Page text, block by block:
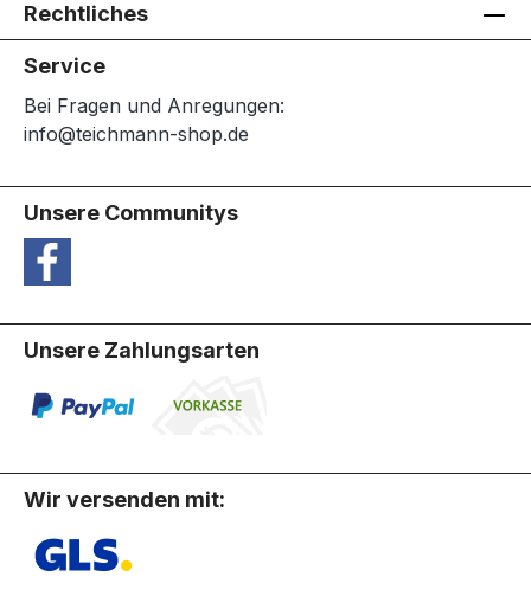
Rechtliches
Service
Bei Fragen und Anregungen:
info@teichmann-shop.de
Unsere Communitys
Unsere Zahlungsarten
Wir versenden mit: